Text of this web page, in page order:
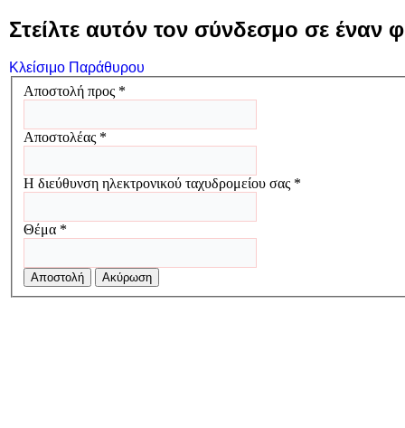
Στείλτε αυτόν τον σύνδεσμο σε έναν
Κλείσιμο Παράθυρου
Αποστολή προς *
Αποστολέας *
Η διεύθυνση ηλεκτρονικού ταχυδρομείου σας *
Θέμα *
Αποστολή Ακύρωση